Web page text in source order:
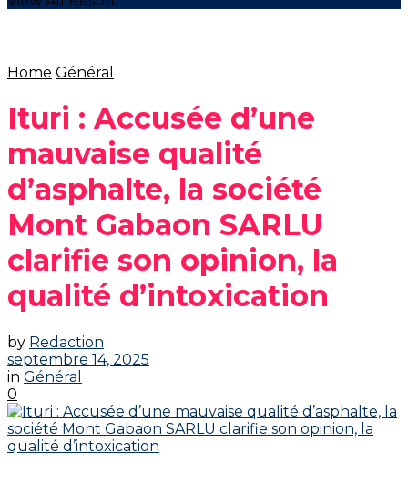
Home Général
Ituri : Accusée d’une
mauvaise qualité
d’asphalte, la société
Mont Gabaon SARLU
clarifie son opinion, la
qualité d’intoxication
by Redaction
septembre 14, 2025
in Général
0